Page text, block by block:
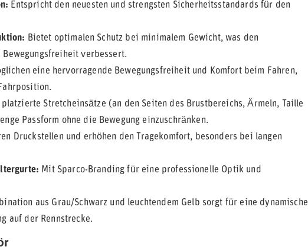
Entspricht den neuesten und strengsten Sicherheitsstandards für den
Bietet optimalen Schutz bei minimalem Gewicht, was den
Bewegungsfreiheit verbessert.
eine hervorragende Bewegungsfreiheit und Komfort beim Fahren,
platzierte Stretcheinsätze (an den Seiten des Brustbereichs, Ärmeln, Taille
Passform ohne die Bewegung einzuschränken.
Druckstellen und erhöhen den Tragekomfort, besonders bei langen
Mit Sparco-Branding für eine professionelle Optik und
aus Grau/Schwarz und leuchtendem Gelb sorgt für eine dynamische
auf der Rennstrecke.